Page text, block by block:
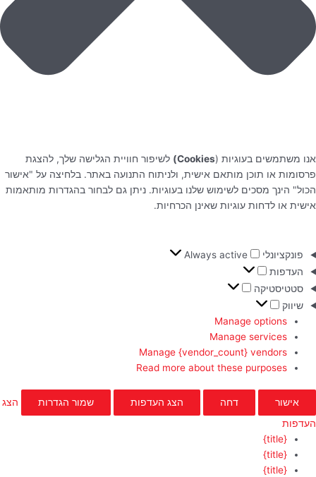
אנו משתמשים בעוגיות (Cookies)
לשיפור חוויית הגלישה שלך, להצגת
פרסומות או תוכן מותאם אישית, ולניתוח התנועה באתר. בלחיצה על "אישור
הכול" הינך מסכים לשימוש שלנו בעוגיות. ניתן גם לבחור בהגדרות מותאמות
אישית או לדחות עוגיות שאינן הכרחיות.
פונקציונלי
Always active
העדפות
סטטיסטיקה
שיווק
Manage options
Manage services
Manage {vendor_count} vendors
Read more about these purposes
אישור דחה הצג העדפות שמור הגדרות
הצג
העדפות
{title}
{title}
{title}